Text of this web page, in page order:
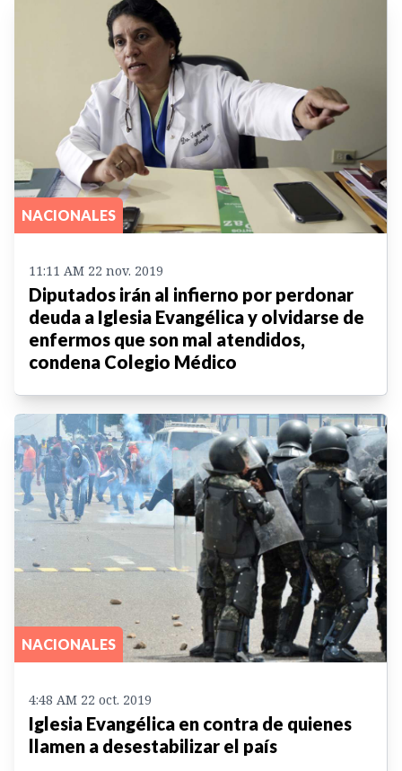
NACIONALES
11:11 AM 22 nov. 2019
Diputados irán al infierno por perdonar
deuda a Iglesia Evangélica y olvidarse de
enfermos que son mal atendidos,
condena Colegio Médico
NACIONALES
4:48 AM 22 oct. 2019
Iglesia Evangélica en contra de quienes
llamen a desestabilizar el país